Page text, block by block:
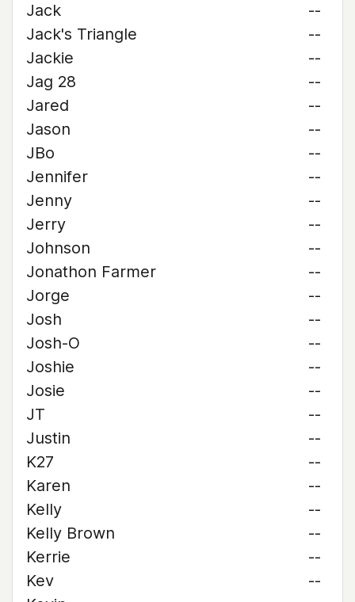
Jack
--
Jack's Triangle
--
Jackie
--
Jag 28
--
Jared
--
Jason
--
JBo
--
Jennifer
--
Jenny
--
Jerry
--
Johnson
--
Jonathon Farmer
--
Jorge
--
Josh
--
Josh-O
--
Joshie
--
Josie
--
JT
--
Justin
--
K27
--
Karen
--
Kelly
--
Kelly Brown
--
Kerrie
--
Kev
--